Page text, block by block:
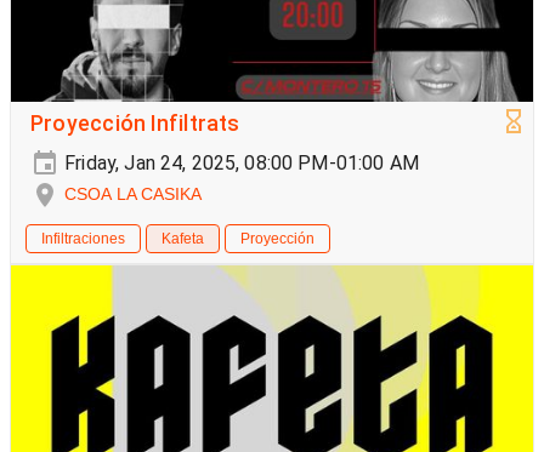
Proyección Infiltrats
Friday, Jan 24, 2025, 08:00 PM-01:00 AM
CSOA LA CASIKA
Infiltraciones Kafeta Proyección